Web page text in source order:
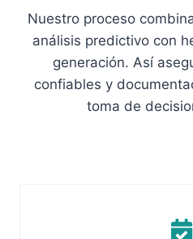
Nuestro proceso
análisis predictivo con
generación. Así
confiables y
toma de